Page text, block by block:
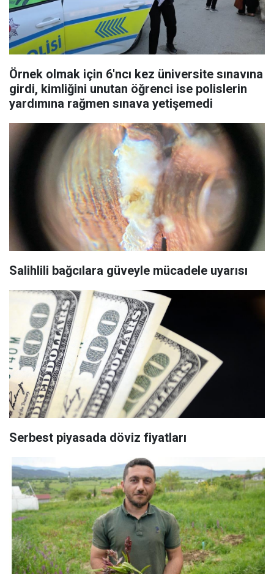
Örnek olmak için 6'ncı kez üniversite sınavına
girdi, kimliğini unutan öğrenci ise polislerin
yardımına rağmen sınava yetişemedi
Salihlili bağcılara güveyle mücadele uyarısı
Serbest piyasada döviz fiyatları